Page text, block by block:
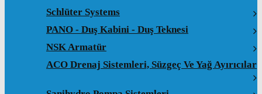
Schlüter Systems
PANO - Duş Kabini - Duş Teknesi
NSK Armatür
ACO Drenaj Sistemleri, Süzgeç Ve Yağ Ayırıcılar